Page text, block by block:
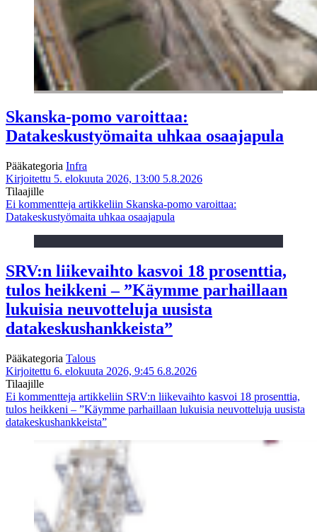
Skanska-pomo varoittaa:
Datakeskustyömaita uhkaa osaajapula
Pääkategoria Infra
Kirjoitettu 5. elokuuta 2026, 13:00 5.8.2026
Tilaajille
Ei kommentteja artikkeliin Skanska-pomo varoittaa:
Datakeskustyömaita uhkaa osaajapula
SRV:n liikevaihto kasvoi 18 prosenttia,
tulos heikkeni – ”Käymme parhaillaan
lukuisia neuvotteluja uusista
datakeskushankkeista”
Pääkategoria Talous
Kirjoitettu 6. elokuuta 2026, 9:45 6.8.2026
Tilaajille
Ei kommentteja artikkeliin SRV:n liikevaihto kasvoi 18 prosenttia,
tulos heikkeni – ”Käymme parhaillaan lukuisia neuvotteluja uusista
datakeskushankkeista”